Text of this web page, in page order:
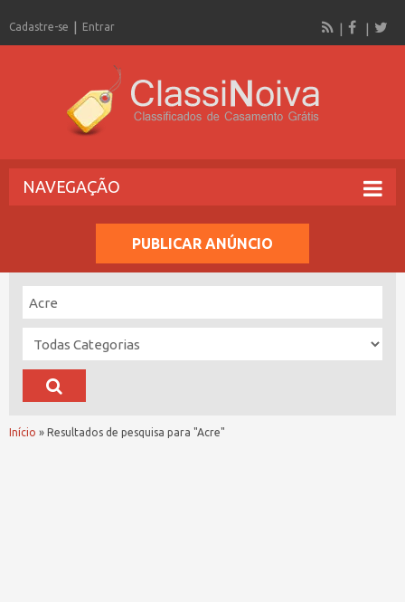
Cadastre-se Entrar
NAVEGAÇÃO
PUBLICAR ANÚNCIO
Início » Resultados de pesquisa para "Acre"